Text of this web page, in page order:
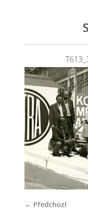
← Předchozí